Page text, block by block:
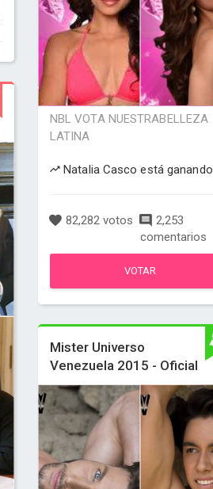
NBL VOTA NUESTRABELLEZA
LATINA
Natalia Casco está ganando
82,282 votos
2,253
comentarios
VOTAR
Mister Universo
Venezuela 2015 - Oficial